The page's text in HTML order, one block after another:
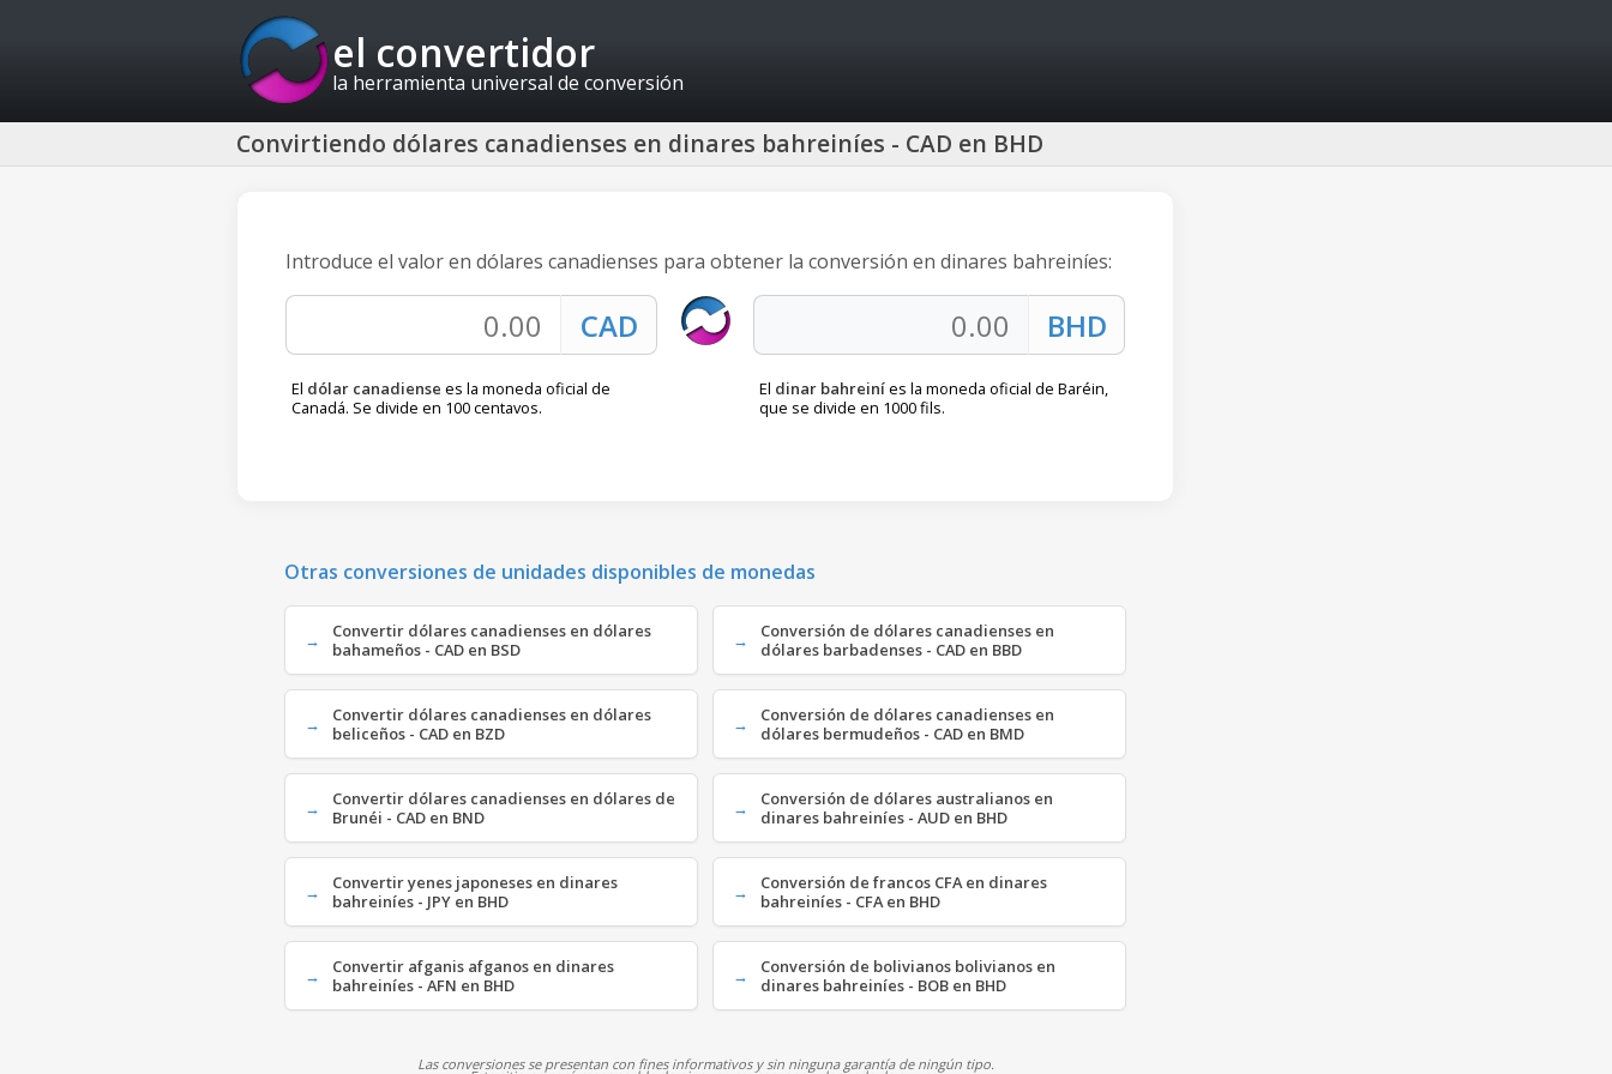
el convertidor
la herramienta universal de conversión
Convirtiendo dólares canadienses en dinares bahreiníes - CAD en BHD
Introduce el valor en dólares canadienses para obtener la conversión en dinares bahreiníes:
El dólar canadiense es la moneda oficial de
Canadá. Se divide en 100 centavos.
El dinar bahreiníes la moneda oficial de Baréin,
que se divide en 1000 fils.
Otras conversiones de unidades disponibles de monedas
Convertir dólares canadienses en dólares
bahameños - CAD en BSD
Conversión de dólares canadienses en
dólares barbadenses - CAD en BBD
Convertir dólares canadienses en dólares
beliceños - CAD en BZD
Conversión de dólares canadienses en
dólares bermudeños - CAD en BMD
Convertir dólares canadienses en dólares de
Brunéi - CAD en BND
Conversión de dólares australianos en
dinares bahreiníes - AUD en BHD
Convertir yenes japoneses en dinares
bahreiníes - JPY en BHD
Conversión de francos CFA en dinares
bahreiníes - CFA en BHD
Convertir afganis afganos en dinares
bahreiníes - AFN en BHD
Conversión de bolivianos bolivianos en
dinares bahreiníes - BOB en BHD
Las conversiones se presentan con fines informativos y sin ninguna garantía de ningún tipo.